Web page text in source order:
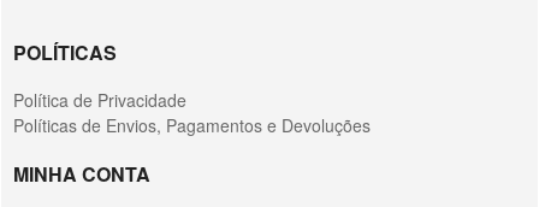
POLÍTICAS
Política de Privacidade
Políticas de Envios, Pagamentos e Devoluções
MINHA CONTA